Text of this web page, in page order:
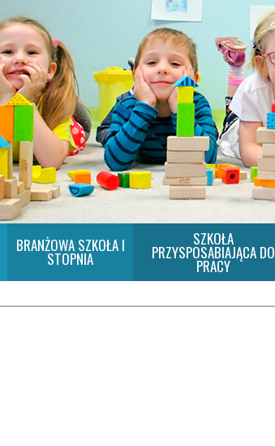
BRANŻOWA SZKOŁA I
STOPNIA
SZKOŁA
PRZYSPOSABIAJĄCA DO
PRACY